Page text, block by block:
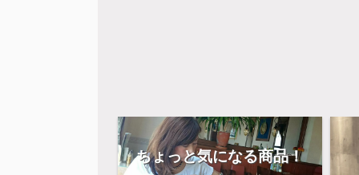
ちょっと気になる商品！